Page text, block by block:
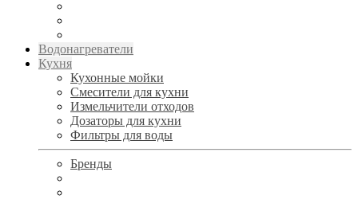
Водонагреватели
Кухня
Кухонные мойки
Смесители для кухни
Измельчители отходов
Дозаторы для кухни
Фильтры для воды
Бренды